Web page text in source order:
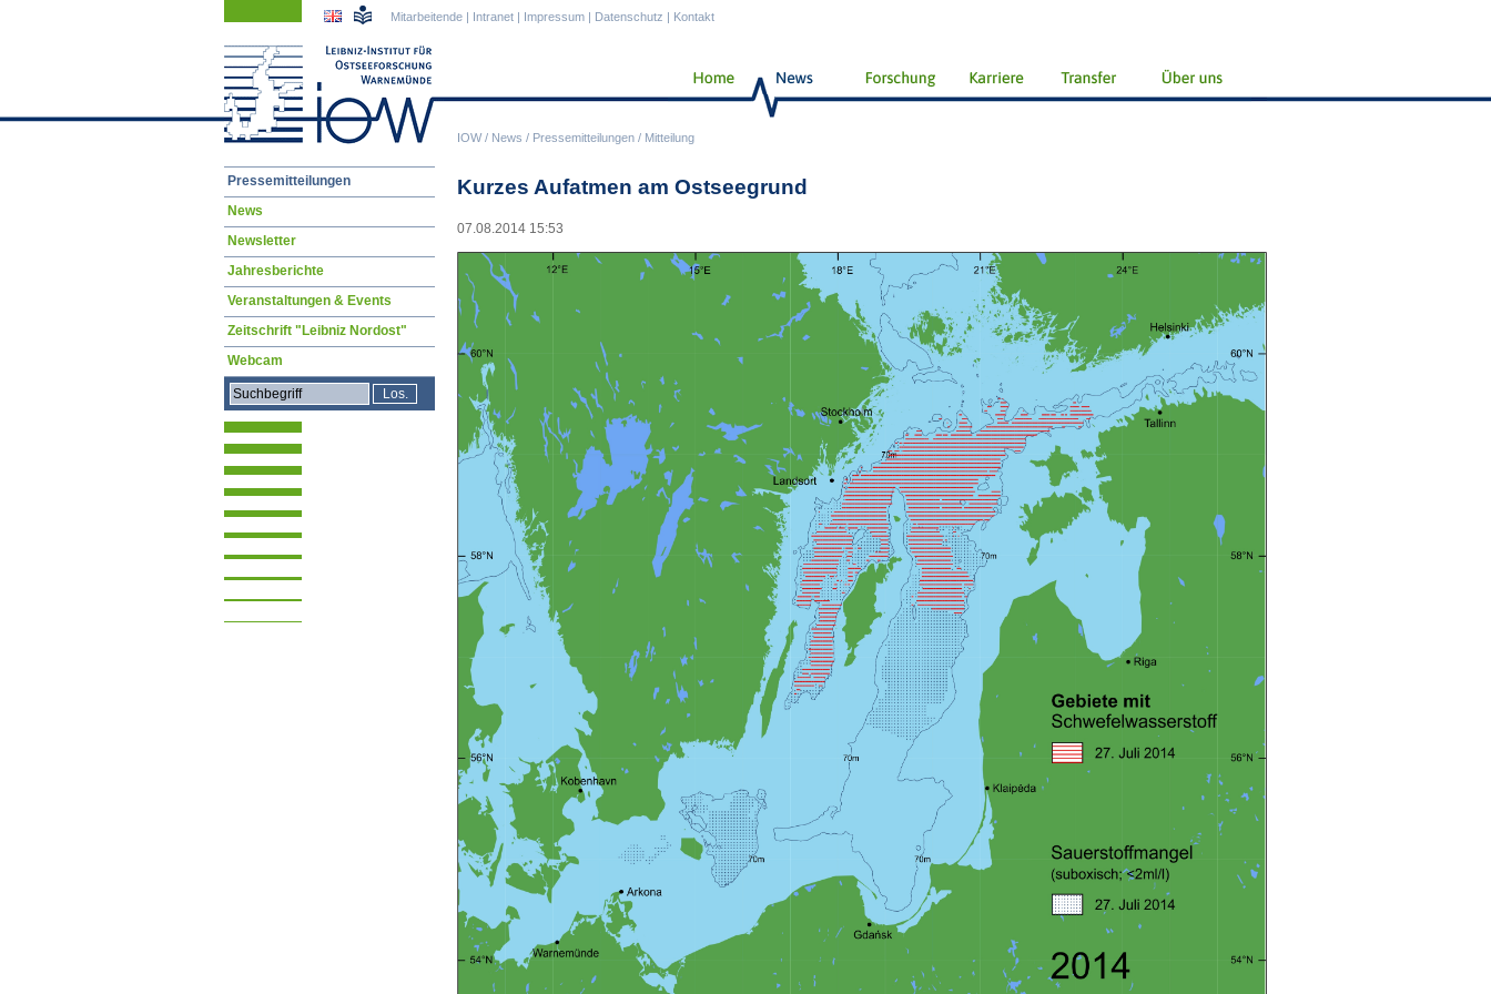
IOW/ News / Pressemitteilungen / Mitteilung
Mitarbeitende | Intranet | Impressum | Datenschutz | Kontakt
Kurzes Aufatmen am Ostseegrund
07.08.2014 15:53
Navigation
Pressemitteilungen
News
Newsletter
Jahresberichte
Veranstaltungen & Events
Zeitschrift "Leibniz Nordost"
Webcam